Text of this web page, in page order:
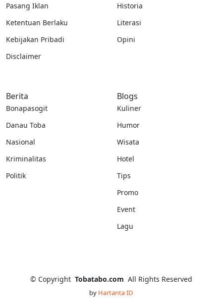
Pasang Iklan
Ketentuan Berlaku
Kebijakan Pribadi
Disclaimer
Historia
Literasi
Opini
Berita
Bonapasogit
Danau Toba
Nasional
Kriminalitas
Politik
Blogs
Kuliner
Humor
Wisata
Hotel
Tips
Promo
Event
Lagu
© Copyright Tobatabo.com All Rights Reserved
by Hartanta ID